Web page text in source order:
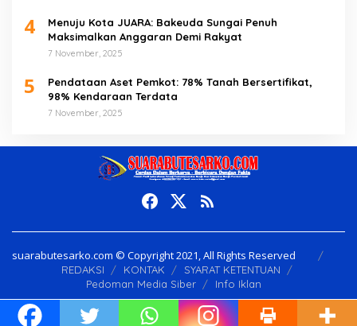
4
Menuju Kota JUARA: Bakeuda Sungai Penuh
Maksimalkan Anggaran Demi Rakyat
7 November, 2025
5
Pendataan Aset Pemkot: 78% Tanah Bersertifikat,
98% Kendaraan Terdata
7 November, 2025
suarabutesarko.com © Copyright 2021, All Rights Reserved
REDAKSI KONTAK
SYARAT KETENTUAN
Pedoman Media Siber
Info Iklan